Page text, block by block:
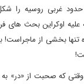
غربی روسیه را
اوکراین بحث های
تنها بخشی از
که صحبت از «در»